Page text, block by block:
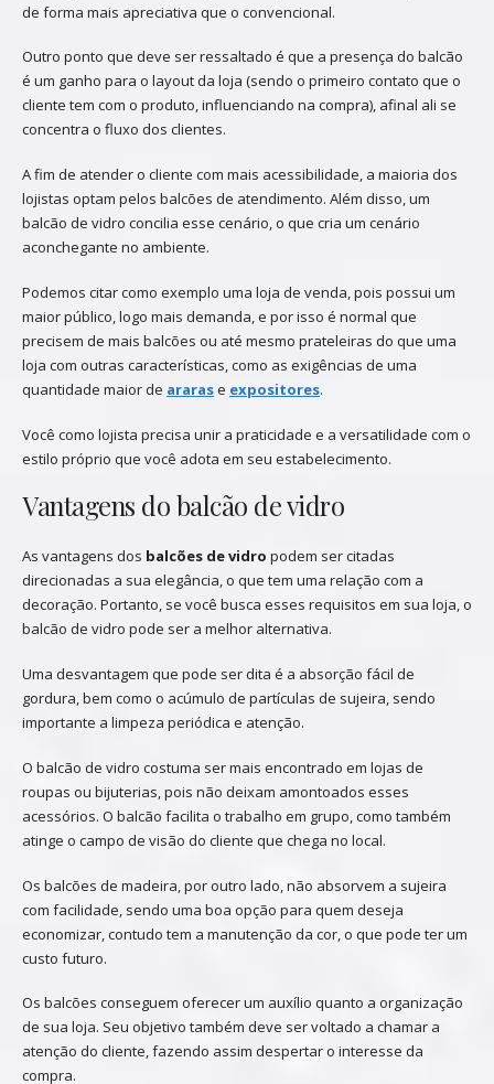
de forma mais apreciativa que o convencional.
Outro ponto que deve ser ressaltado é que a presença do balcão
é um ganho para o layout da loja (sendo o primeiro contato que o
cliente tem com o produto, influenciando na compra), afinal ali se
concentra o fluxo dos clientes.
A fim de atender o cliente com mais acessibilidade, a maioria dos
lojistas optam pelos balcões de atendimento. Além disso, um
balcão de vidro concilia esse cenário, o que cria um cenário
aconchegante no ambiente.
Podemos citar como exemplo uma loja de venda, pois possui um
maior público, logo mais demanda, e por isso é normal que
precisem de mais balcões ou até mesmo prateleiras do que uma
loja com outras características, como as exigências de uma
quantidade maior de ararase expositores.
Você como lojista precisa unir a praticidade e a versatilidade com o
estilo próprio que você adota em seu estabelecimento.
Vantagens do balcão de vidro
As vantagens dos balcões de vidro podem ser citadas
direcionadas a sua elegância, o que tem uma relação com a
decoração. Portanto, se você busca esses requisitos em sua loja, o
balcão de vidro pode ser a melhor alternativa.
Uma desvantagem que pode ser dita é a absorção fácil de
gordura, bem como o acúmulo de partículas de sujeira, sendo
importante a limpeza periódica e atenção.
O balcão de vidro costuma ser mais encontrado em lojas de
roupas ou bijuterias, pois não deixam amontoados esses
acessórios. O balcão facilita o trabalho em grupo, como também
atinge o campo de visão do cliente que chega no local.
Os balcões de madeira, por outro lado, não absorvem a sujeira
com facilidade, sendo uma boa opção para quem deseja
economizar, contudo tem a manutenção da cor, o que pode ter um
custo futuro.
Os balcões conseguem oferecer um auxílio quanto a organização
de sua loja. Seu objetivo também deve ser voltado a chamar a
atenção do cliente, fazendo assim despertar o interesse da
compra.